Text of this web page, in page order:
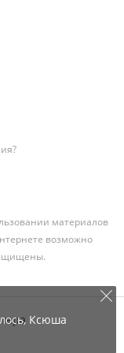
Ксюша
материалов
возможно